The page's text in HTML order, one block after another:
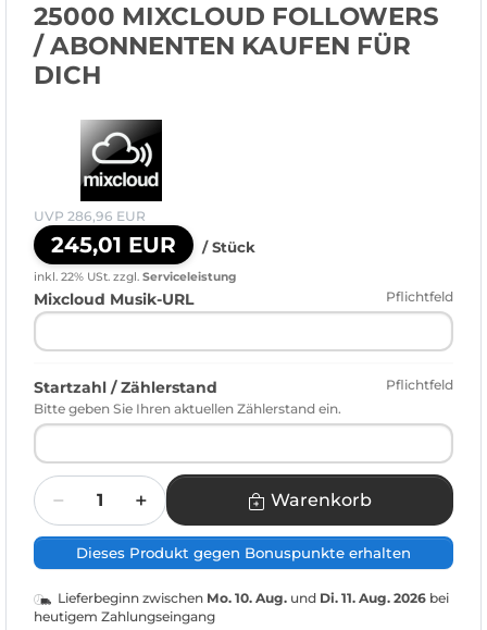
25000 MIXCLOUD FOLLOWERS
/ ABONNENTEN KAUFEN FÜR
DICH
UVP 286,96 EUR
245,01 EUR / Stück
inkl. 22% USt. zzgl. Serviceleistung
Mixcloud Musik-URL Pflichtfeld
Startzahl / Zählerstand
Pflichtfeld
Bitte geben Sie Ihren aktuellen Zählerstand ein.
Menge
Warenkorb
Dieses Produkt gegen Bonuspunkte erhalten
Lieferbeginn zwischen Mo. 10. Aug. und Di. 11. Aug. 2026 bei
heutigem Zahlungseingang